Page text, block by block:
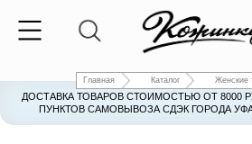
Главная Каталог Женские
ДОСТАВКА ТОВАРОВ СТОИМОСТЬЮ ОТ 8000
ПУНКТОВ САМОВЫВОЗА СДЭК ГОРОДА